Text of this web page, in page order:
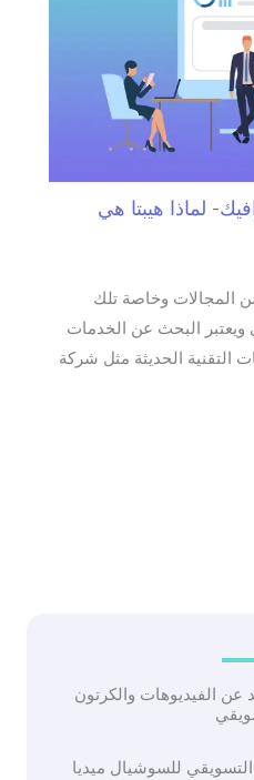
لماذا هيبتا هي
المجالات وخاصة تلك
ويعتبر البحث عن الخدمات
التقنية الحديثة مثل شركة
عن الفيديوهات والكرتون
للسوشيال ميديا